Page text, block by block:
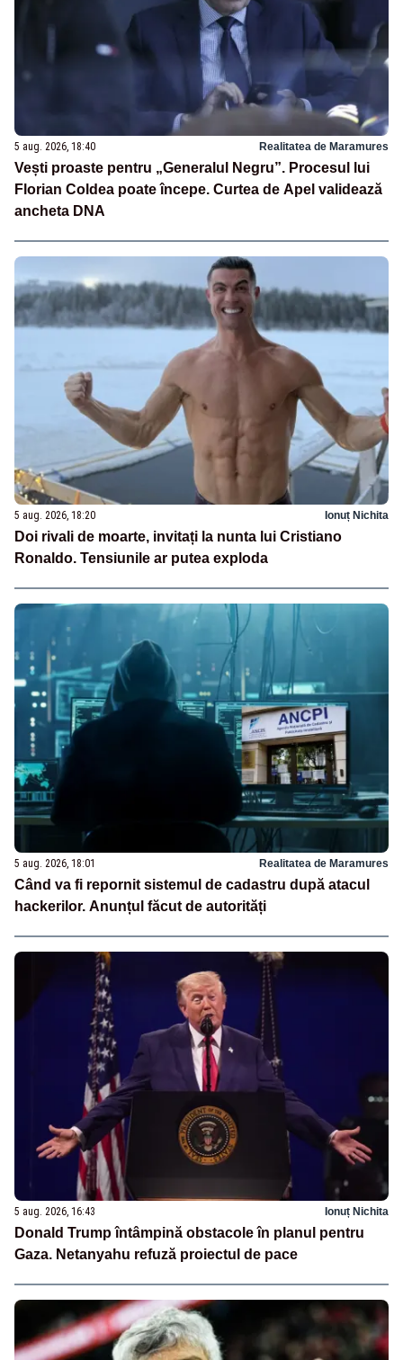
5 aug. 2026, 18:40 Realitatea de Maramures
Vești proaste pentru „Generalul Negru”. Procesul lui
Florian Coldea poate începe. Curtea de Apel validează
ancheta DNA
5 aug. 2026, 18:20 Ionuț Nichita
Doi rivali de moarte, invitați la nunta lui Cristiano
Ronaldo. Tensiunile ar putea exploda
5 aug. 2026, 18:01 Realitatea de Maramures
Când va fi repornit sistemul de cadastru după atacul
hackerilor. Anunțul făcut de autorități
5 aug. 2026, 16:43 Ionuț Nichita
Donald Trump întâmpină obstacole în planul pentru
Gaza. Netanyahu refuză proiectul de pace